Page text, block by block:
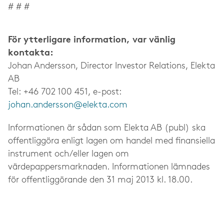
# # #
För ytterligare information, var vänlig
kontakta:
Johan Andersson, Director Investor Relations, Elekta
AB
Tel: +46 702 100 451, e-post:
johan.andersson@elekta.com
Informationen är sådan som Elekta AB (publ) ska
offentliggöra enligt lagen om handel med finansiella
instrument och/eller lagen om
värdepappersmarknaden. Informationen lämnades
för offentliggörande den 31 maj 2013 kl. 18.00.